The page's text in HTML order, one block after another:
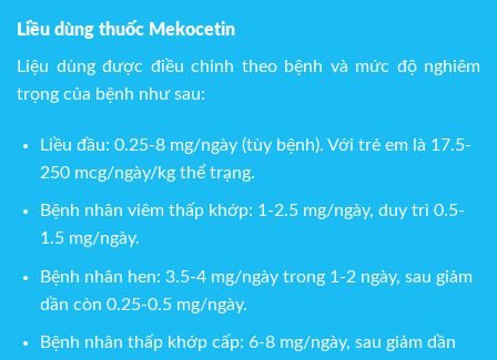
Liều dùng thuốc Mekocetin
Liệu dùng được điều chỉnh theo bệnh và mức độ nghiêm
trọng của bệnh như sau:
Liều đầu: 0.25-8 mg/ngày (tùy bệnh). Với trẻ em là 17.5-
250 mcg/ngày/kg thể trạng.
Bệnh nhân viêm thấp khớp: 1-2.5 mg/ngày, duy trì 0.5-
1.5 mg/ngày.
Bệnh nhân hen: 3.5-4 mg/ngày trong 1-2 ngày, sau giảm
dần còn 0.25-0.5 mg/ngày.
Bệnh nhân thấp khớp cấp: 6-8 mg/ngày, sau giảm dần